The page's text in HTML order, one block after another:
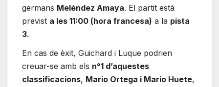
germans Meléndez Amaya. El partit està
previst a les 11:00 (hora francesa) a la pista
3.
En cas de èxit, Guichard i Luque podrien
creuar-se amb els n°1 d’aquestes
classificacions, Mario Ortega i Mario Huete,